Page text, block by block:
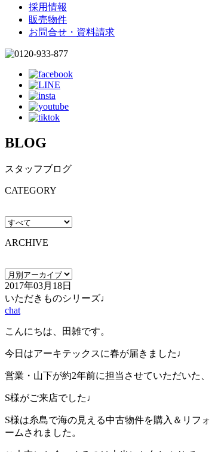
採用情報
販売物件
お問合せ・資料請求
BLOG
スタッフブログ
CATEGORY
ARCHIVE
2017年03月18日
いただきものシリーズ♩
chat
こんにちは、田雑です。
今日はアーキテックスに春が届きました♩
営業・山下が約2年前に担当させていただいた、
S様がご来店でした♩
S様は糸島で海の見える中古物件を購入＆リフォ
ームされました。